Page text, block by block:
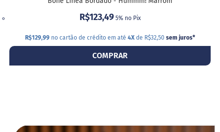
c
n
R$123,49 5% no Pix
R$129,99 no cartão de crédito em até 4X de R$32,50 sem juros*
COMPRAR